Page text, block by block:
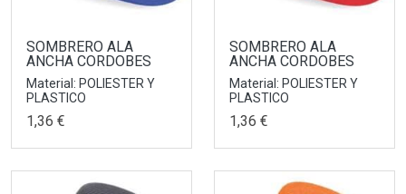
SOMBRERO ALA
ANCHA CORDOBES
Material: POLIESTER Y
PLASTICO
1,36 €
SOMBRERO ALA
ANCHA CORDOBES
Material: POLIESTER Y
PLASTICO
1,36 €